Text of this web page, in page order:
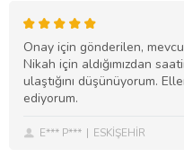
Onay için gönderilen,
Nikah için aldığımızdan
ulaştığını düşünüyorum.
ediyorum.
E*** P*** ESKİŞEHİR